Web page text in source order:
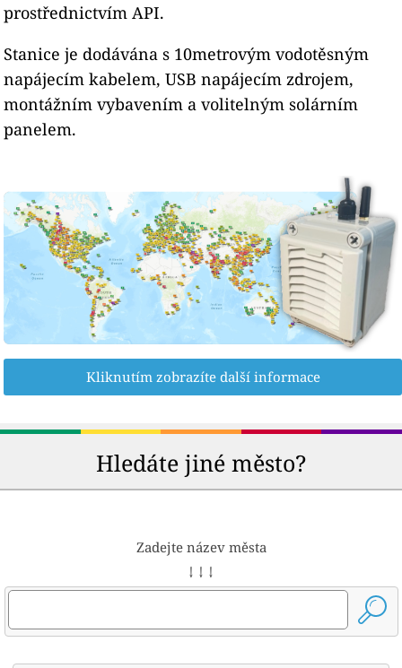
prostřednictvím API.
Stanice je dodávána s 10metrovým vodotěsným
napájecím kabelem, USB napájecím zdrojem,
montážním vybavením a volitelným solárním
panelem.
Kliknutím zobrazíte další informace
Hledáte jiné město?
Zadejte název města
↓ ↓ ↓